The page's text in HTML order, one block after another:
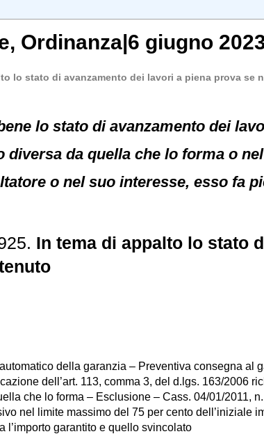
, Ordinanza|6 giugno
lo stato di avanzamento dei lavori a piena prova se
lo stato di avanzamento dei
diversa da quella che lo forma o
o nel suo interesse, esso fa
In tema di appalto lo stato
della garanzia – Preventiva consegna al
dell’art. 113, comma 3, del d.lgs. 163/2006
che lo forma – Esclusione – Cass. 04/01/2011,
nel limite massimo del 75 per cento dell’iniziale
l’importo garantito e quello svincolato